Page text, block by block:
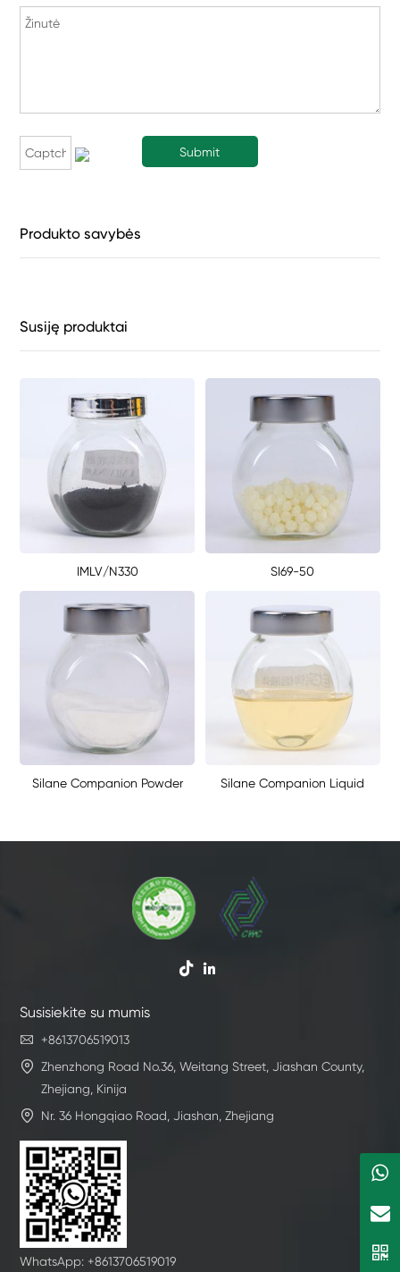
Produkto savybės
Susiję produktai
IMLV/N330 SI69-50
Silane Companion Powder Silane Companion Liquid
 
Susisiekite su mumis

+8613706519013
 Zhenzhong Road No.36, Weitang Street, Jiashan County,
Zhejiang, Kinija

Nr. 36 Hongqiao Road, Jiashan, Zhejiang
WhatsApp: +8613706519019